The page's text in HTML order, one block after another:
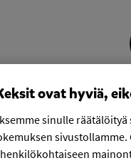
ovat hyviä,
sinulle
sivustollamme.